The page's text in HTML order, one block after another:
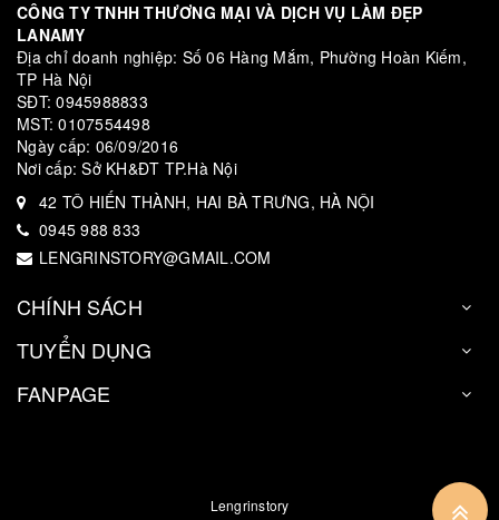
CÔNG TY TNHH THƯƠNG MẠI VÀ DỊCH VỤ LÀM ĐẸP
LANAMY
Địa chỉ doanh nghiệp: Số 06 Hàng Mắm, Phường Hoàn Kiếm,
TP Hà Nội
SĐT: 0945988833
MST: 0107554498
Ngày cấp: 06/09/2016
Nơi cấp: Sở KH&ĐT TP.Hà Nội
42 TÔ HIẾN THÀNH, HAI BÀ TRƯNG, HÀ NỘI
0945 988 833
LENGRINSTORY@GMAIL.COM
CHÍNH SÁCH
TUYỂN DỤNG
FANPAGE
Lengrinstory